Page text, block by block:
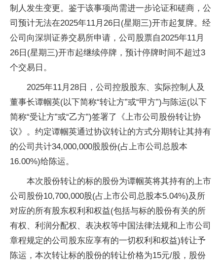
制人发生变更。鉴于该事项尚需进一步论证和磋商，公
司预计无法在2025年11月26日(星期三)开市起复牌。经
公司向深圳证券交易所申请，公司股票自2025年11月
26日(星期三)开市起继续停牌，预计停牌时间不超过3
个交易日。
2025年11月28日，公司控股股东、实际控制人及
董事长谭帼英(以下简称“转让方”或“甲方”)与陈运(以下
简称“受让方”或“乙方”)签署了《上市公司股份转让协
议》。约定谭帼英通过协议转让的方式分期转让其持有
的公司共计34,000,000股股份(占上市公司总股本
16.00%)给陈运。
本次股份转让的标的股份为谭帼英将其持有的上市
公司股份10,700,000股(占上市公司总股本5.04%)及所
对应的所有股东权利和权益(包括与标的股份有关的所
有权、利润分配权、表决权等中国法律法规和上市公司
章程规定的公司股东应享有的一切权利和权益)转让予
陈运，本次转让标的股份的转让价格为15元/股，股份